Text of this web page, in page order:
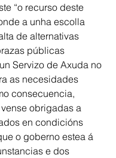
“o recurso deste
a unha escolla
de alternativas
públicas
Servizo de Axuda no
as necesidades
consecuencia,
obrigadas a
en condicións
o goberno estea á
e dos